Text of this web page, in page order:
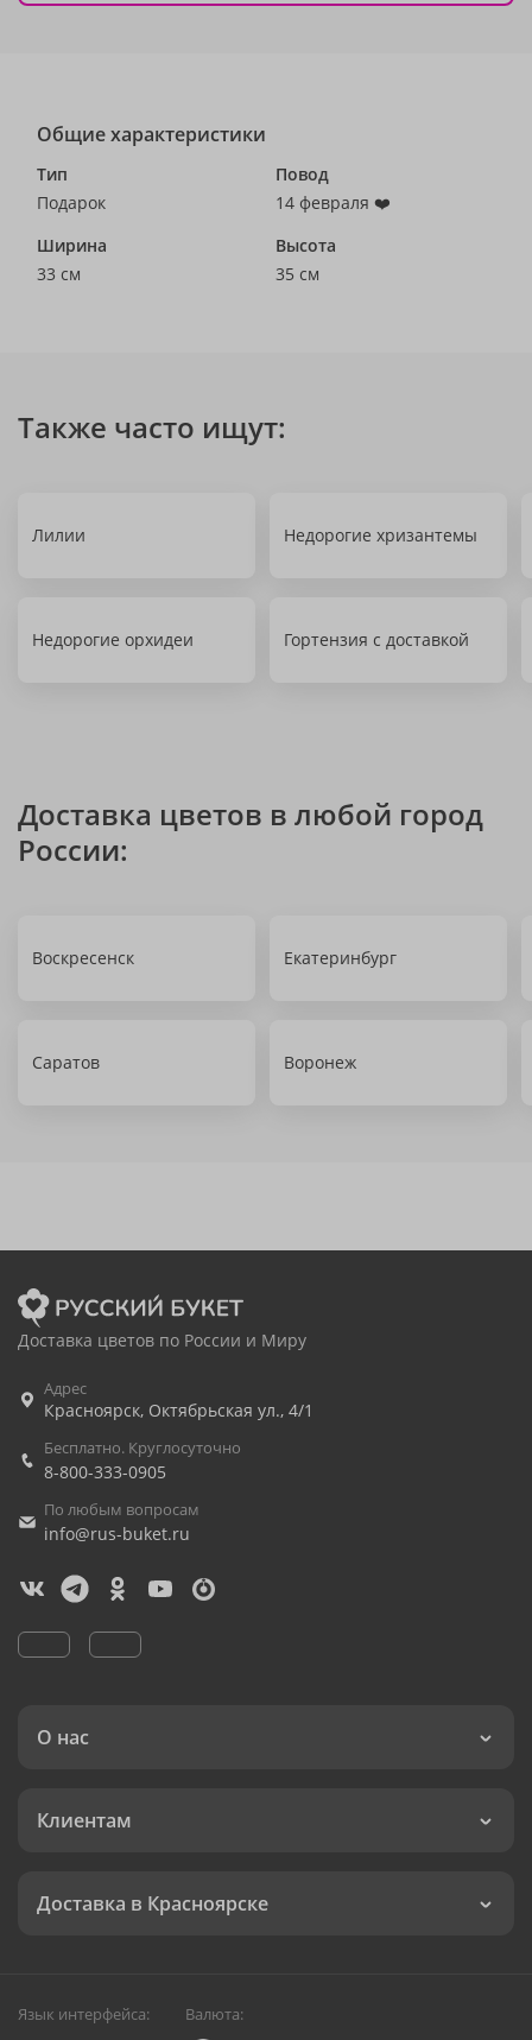
Общие характеристики
Тип
Подарок
Повод
14 февраля ❤️
Ширина
33 см
Высота
35 см
Также часто ищут:
Лилии Недорогие хризантемы
Недорогие орхидеи Гортензия с доставкой
Доставка цветов в любой город
России:
Воскресенск Екатеринбург
Саратов Воронеж
Доставка цветов по России и Миру
Адрес
Красноярск, Октябрьская ул., 4/1
Бесплатно. Круглосуточно
8-800-333-0905
По любым вопросам
info@rus-buket.ru
О нас
Клиентам
Доставка в Красноярске
Язык интерфейса: Валюта: